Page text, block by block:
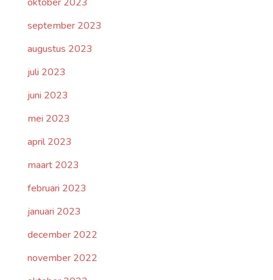
september 2023
augustus 2023
juli 2023
juni 2023
mei 2023
april 2023
maart 2023
februari 2023
januari 2023
december 2022
november 2022